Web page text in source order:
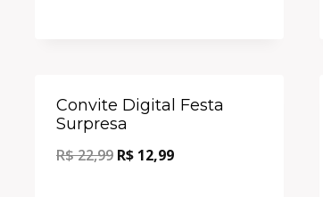
Convite Digital Festa
Surpresa
R$22,99 R$ 12,99